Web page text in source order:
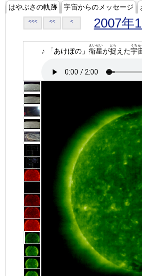
はやぶさの軌跡 宇宙からのメッセージ
<<< << < 2007年
♪ 「あけぼの」 衛星
えいせい
が捉
とら
えた宇
うちゅ